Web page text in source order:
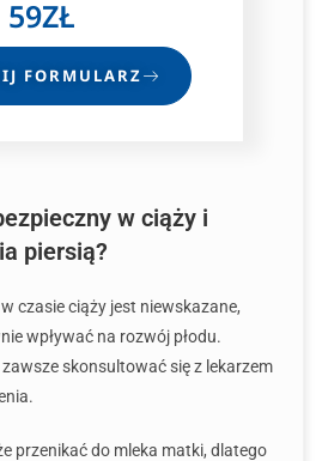
59ZŁ
FORMULARZ
w ciąży i
piersią?
w czasie ciąży jest niewskazane,
wpływać na rozwój płodu.
skonsultować się z lekarzem
przenikać do mleka matki, dlatego